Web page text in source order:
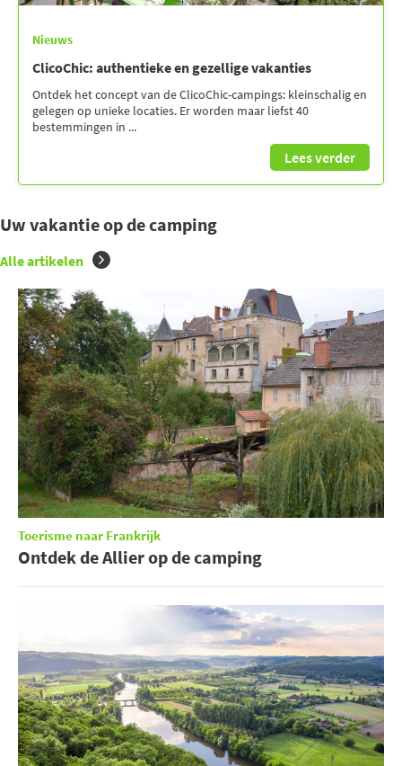
Nieuws
ClicoChic: authentieke en gezellige vakanties
Ontdek het concept van de ClicoChic-campings: kleinschalig en
gelegen op unieke locaties. Er worden maar liefst 40
bestemmingen in ...
Lees verder
Uw vakantie op de camping
Alle artikelen
Toerisme naar Frankrijk
Ontdek de Allier op de camping